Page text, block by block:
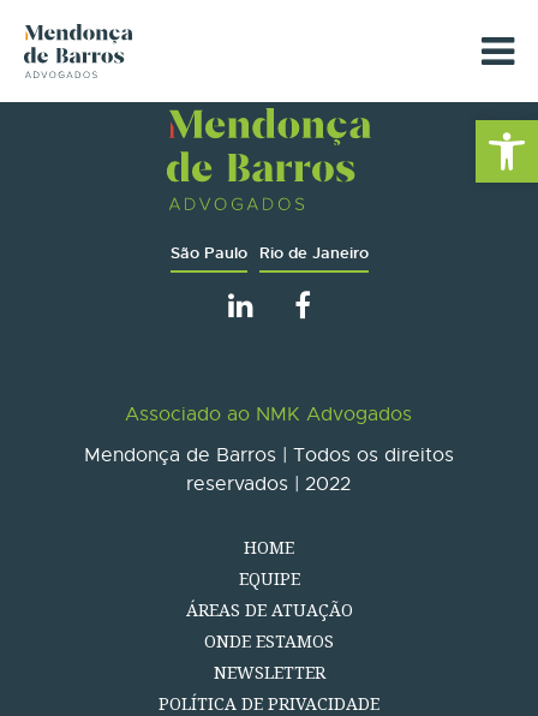
Barra de
São Paulo Rio de Janeiro
Associado ao NMK Advogados
Mendonça de Barros | Todos os direitos
reservados | 2022
HOME
EQUIPE
ÁREAS DE ATUAÇÃO
ONDE ESTAMOS
NEWSLETTER
POLÍTICA DE PRIVACIDADE